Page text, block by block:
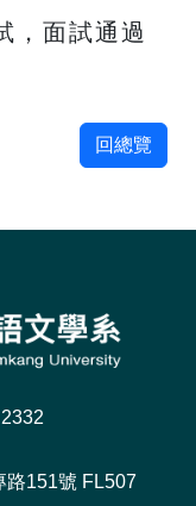
，面試通過
回總覽
路151號 FL507